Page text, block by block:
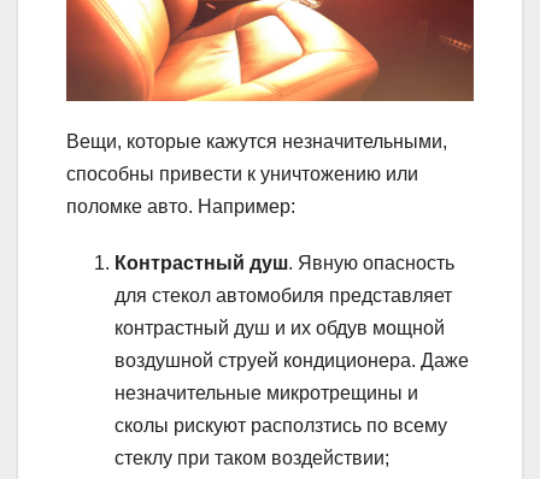
Вещи, которые кажутся незначительными,
способны привести к уничтожению или
поломке авто. Например:
Контрастный душ. Явную опасность
для стекол автомобиля представляет
контрастный душ и их обдув мощной
воздушной струей кондиционера. Даже
незначительные микротрещины и
сколы рискуют расползтись по всему
стеклу при таком воздействии;